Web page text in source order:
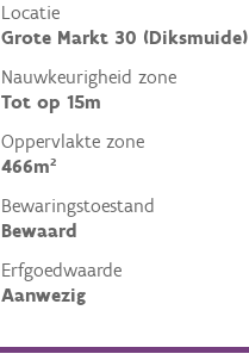
Locatie
Grote Markt 30 (Diksmuide)
Nauwkeurigheid zone
Tot op 15m
Oppervlakte zone
466m²
Bewaringstoestand
Bewaard
Erfgoedwaarde
Aanwezig